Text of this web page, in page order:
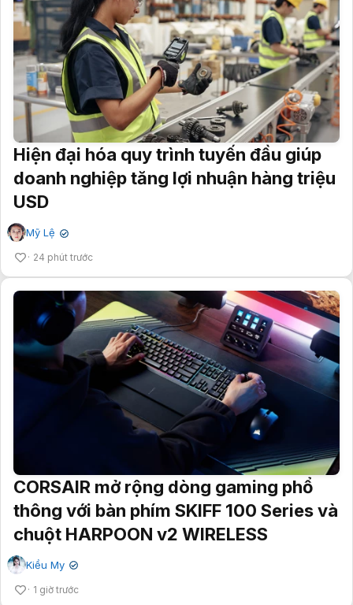
Hiện đại hóa quy trình tuyến đầu giúp
doanh nghiệp tăng lợi nhuận hàng triệu
USD
Mỹ Lệ ✔
24 phút trước
CORSAIR mở rộng dòng gaming phổ
thông với bàn phím SKIFF 100 Series và
chuột HARPOON v2 WIRELESS
Kiều My ✔
1 giờ trước